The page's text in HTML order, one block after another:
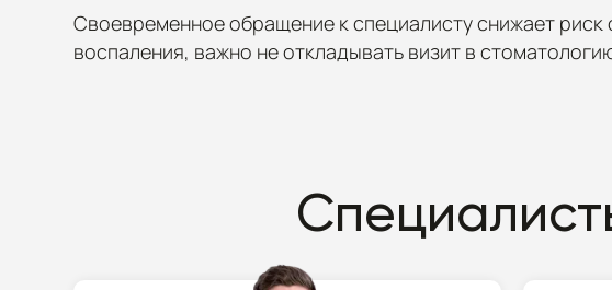
Своевременное обращение к специалисту снижает риск
воспаления, важно не откладывать визит в